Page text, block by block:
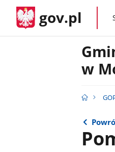
gov.pl
w